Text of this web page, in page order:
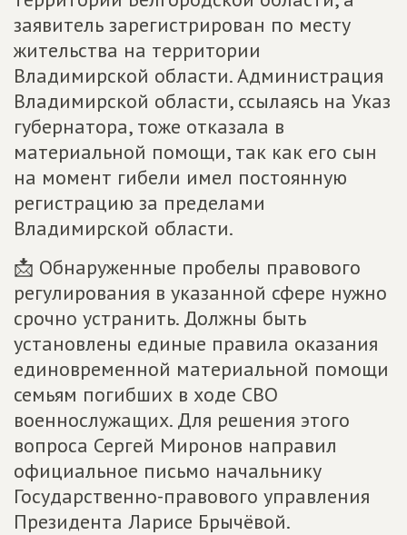
заявитель зарегистрирован по месту
жительства на территории
Владимирской области. Администрация
Владимирской области, ссылаясь на Указ
губернатора, тоже отказала в
материальной помощи, так как его сын
на момент гибели имел постоянную
регистрацию за пределами
Владимирской области.
📩 Обнаруженные пробелы правового
регулирования в указанной сфере нужно
срочно устранить. Должны быть
установлены единые правила оказания
единовременной материальной помощи
семьям погибших в ходе СВО
военнослужащих. Для решения этого
вопроса Сергей Миронов направил
официальное письмо начальнику
Государственно-правового управления
Президента Ларисе Брычёвой.